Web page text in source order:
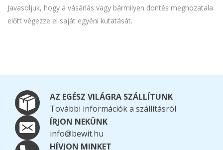
Javasoljuk, hogy a vásárlás vagy bármilyen döntés meghozatala
előtt végezze el saját egyéni kutatását.
AZ EGÉSZ VILÁGRA SZÁLLÍTUNK
További információk a szállításról
ÍRJON NEKÜNK
info@bewit.hu
HÍVJON MINKET